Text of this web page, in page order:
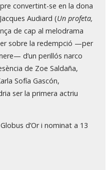
convertint-se en la dona
Jacques Audiard (Un profeta,
de cap al melodrama
sobre la redempció —per
d’un perillós narco
de Zoe Saldaña,
Sofía Gascón,
ser la primera actriu
d’Or i nominat a 13